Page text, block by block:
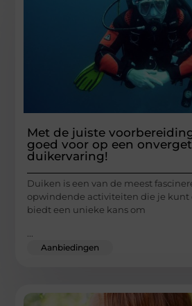
Met de juiste
goed voor op een
duikervaring!
Duiken is een van de meest
opwindende activiteiten die je kunt
biedt een unieke kans om
Aanbiedingen